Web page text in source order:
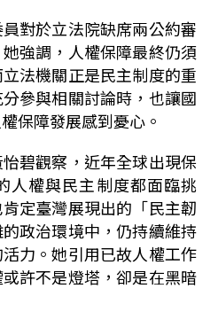
對於立法院缺席兩公約審
強調，人權保障最終仍須
法機關正是民主制度的重
參與相關討論時，也讓國
保障發展感到憂心。
碧觀察，近年全球出現保
人權與民主制度都面臨挑
定臺灣展現出的「民主韌
政治環境中，仍持續維持
力。她引用已故人權工作
許不是燈塔，卻是在黑暗